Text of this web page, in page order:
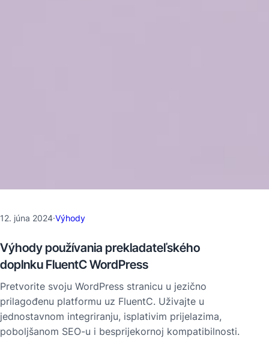
12. júna 2024·Výhody
Výhody používania prekladateľského
doplnku FluentC WordPress
Pretvorite svoju WordPress stranicu u jezično
prilagođenu platformu uz FluentC. Uživajte u
jednostavnom integriranju, isplativim prijelazima,
poboljšanom SEO-u i besprijekornoj kompatibilnosti.